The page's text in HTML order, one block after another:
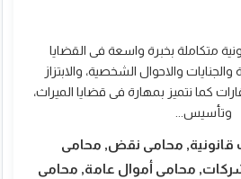
القانونية
متكاملة بخبرة واسعة فى القضايا
والجنايات والاحوال الشخصية، والابتزاز
كما نتميز بمهارة فى قضايا الميراث،
وتأسيس...
قانونية, محامى نقض, محامى
محامى أموال عامة, محامى